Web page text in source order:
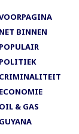
NET BINNEN
POPULAIR
POLITIEK
CRIMINALITEIT
ECONOMIE
OIL & GAS
GUYANA